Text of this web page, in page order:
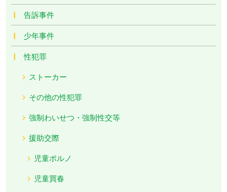
告訴事件
少年事件
性犯罪
ストーカー
その他の性犯罪
強制わいせつ・強制性交等
援助交際
児童ポルノ
児童買春